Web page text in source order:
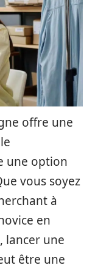
offre une
une option
vous soyez
à
en
lancer une
être une